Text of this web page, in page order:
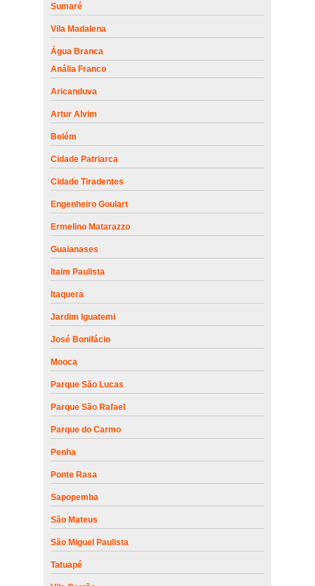
Sumaré
Vila Madalena
Água Branca
Anália Franco
Aricanduva
Artur Alvim
Belém
Cidade Patriarca
Cidade Tiradentes
Engenheiro Goulart
Ermelino Matarazzo
Guaianases
Itaim Paulista
Itaquera
Jardim Iguatemi
José Bonifácio
Mooca
Parque São Lucas
Parque São Rafael
Parque do Carmo
Penha
Ponte Rasa
Sapopemba
São Mateus
São Miguel Paulista
Tatuapé